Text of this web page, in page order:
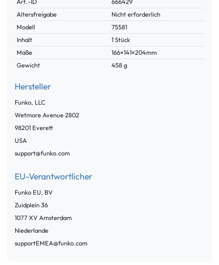
Merkmal
Altersfreigabe
Nicht erforderlich
Modell
75581
Inhalt
1 Stück
Maße
166×141×204mm
Gewicht
458 g
Hersteller
Funko, LLC
Wetmore Avenue2802
98201 Everett
USA
support@funko.com
EU-Verantwortlicher
Funko EU, BV
Zuidplein36
1077 XV Amsterdam
Niederlande
supportEMEA@funko.com